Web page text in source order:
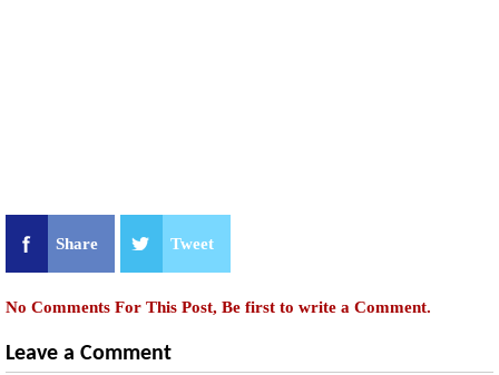
Share Tweet
No Comments For This Post, Be first to write a Comment.
Leave a Comment